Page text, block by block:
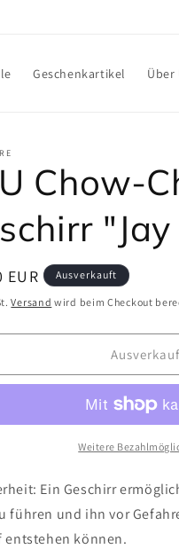
Geschenkartikel Über
Chow-
EUR Ausverkauft
Versand wird beim Checkout
Weitere
Ein Geschirr
führen und ihn vor
entstehen können.